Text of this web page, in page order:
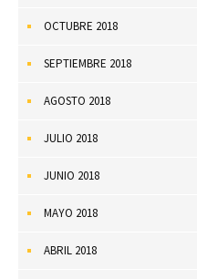
OCTUBRE 2018
SEPTIEMBRE 2018
AGOSTO 2018
JULIO 2018
JUNIO 2018
MAYO 2018
ABRIL 2018